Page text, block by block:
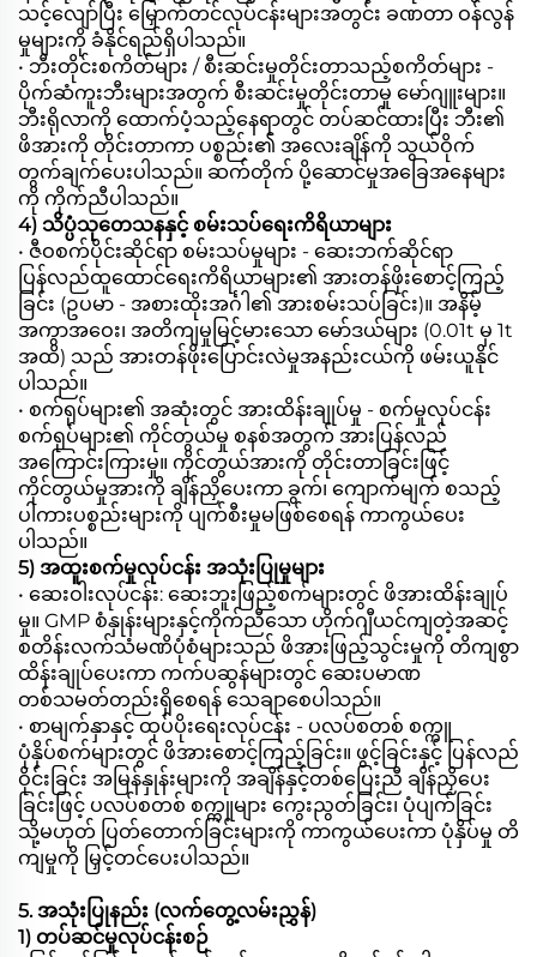
သင့်လျော်ပြီး မြှောက်တင်လုပ်ငန်းများအတွင်း ခဏတာ ဝန်လွန်
မှုများကို ခံနိုင်ရည်ရှိပါသည်။
• ဘီးတိုင်းစကိတ်များ / စီးဆင်းမှုတိုင်းတာသည့်စကိတ်များ -
ပိုက်ဆံကူးဘီးများအတွက် စီးဆင်းမှုတိုင်းတာမှု မော်ဂျူးများ။
ဘီးရိုလာကို ထောက်ပံ့သည့်နေရာတွင် တပ်ဆင်ထားပြီး ဘီး၏
ဖိအားကို တိုင်းတာကာ ပစ္စည်း၏ အလေးချိန်ကို သွယ်ဝိုက်
တွက်ချက်ပေးပါသည်။ ဆက်တိုက် ပို့ဆောင်မှုအခြေအနေများ
ကို ကိုက်ညီပါသည်။
4) သိပ္ပံသုတေသနနှင့် စမ်းသပ်ရေးကိရိယာများ
• ဇီဝစက်ပိုင်းဆိုင်ရာ စမ်းသပ်မှုများ - ဆေးဘက်ဆိုင်ရာ
ပြန်လည်ထူထောင်ရေးကိရိယာများ၏ အားတန်ဖိုးစောင့်ကြည့်
ခြင်း (ဥပမာ - အစားထိုးအင်္ဂါ၏ အားစမ်းသပ်ခြင်း)။ အနိမ့်
အကွာအဝေး၊ အတိကျမှုမြင့်မားသော မော်ဒယ်များ (0.01t မှ 1t
အထိ) သည် အားတန်ဖိုးပြောင်းလဲမှုအနည်းငယ်ကို ဖမ်းယူနိုင်
ပါသည်။
• စက်ရုပ်များ၏ အဆုံးတွင် အားထိန်းချုပ်မှု - စက်မှုလုပ်ငန်း
စက်ရုပ်များ၏ ကိုင်တွယ်မှု စနစ်အတွက် အားပြန်လည်
အကြောင်းကြားမှု။ ကိုင်တွယ်အားကို တိုင်းတာခြင်းဖြင့်
ကိုင်တွယ်မှုအားကို ချိန်ညှိပေးကာ ခွက်၊ ကျောက်မျက် စသည့်
ပါကားပစ္စည်းများကို ပျက်စီးမှုမဖြစ်စေရန် ကာကွယ်ပေး
ပါသည်။
5) အထူးစက်မှုလုပ်ငန်း အသုံးပြုမှုများ
• ဆေးဝါးလုပ်ငန်း: ဆေးဘူးဖြည့်စက်များတွင် ဖိအားထိန်းချုပ်
မှု။ GMP စံနှုန်းများနှင့်ကိုက်ညီသော ဟိုက်ဂျီယင်ကျတဲ့အဆင့်
စတိန်းလက်သံမဏိပုံစံများသည် ဖိအားဖြည့်သွင်းမှုကို တိကျစွာ
ထိန်းချုပ်ပေးကာ ကက်ပဆွန်များတွင် ဆေးပမာဏ
တစ်သမတ်တည်းရှိစေရန် သေချာစေပါသည်။
• စာမျက်နှာနှင့် ထုပ်ပိုးရေးလုပ်ငန်း - ပလပ်စတစ် စက္ကူ
ပုံနှိပ်စက်များတွင် ဖိအားစောင့်ကြည့်ခြင်း။ ဖွင့်ခြင်းနှင့် ပြန်လည်
ဝိုင်းခြင်း အမြန်နှုန်းများကို အချိန်နှင့်တစ်ပြေးညီ ချိန်ညှိပေး
ခြင်းဖြင့် ပလပ်စတစ် စက္ကူများ ကွေးညွတ်ခြင်း၊ ပုံပျက်ခြင်း
သို့မဟုတ် ပြတ်တောက်ခြင်းများကို ကာကွယ်ပေးကာ ပုံနှိပ်မှု တိ
ကျမှုကို မြှင့်တင်ပေးပါသည်။
5. အသုံးပြုနည်း (လက်တွေ့လမ်းညွှန်)
1) တပ်ဆင်မှုလုပ်ငန်းစဉ်